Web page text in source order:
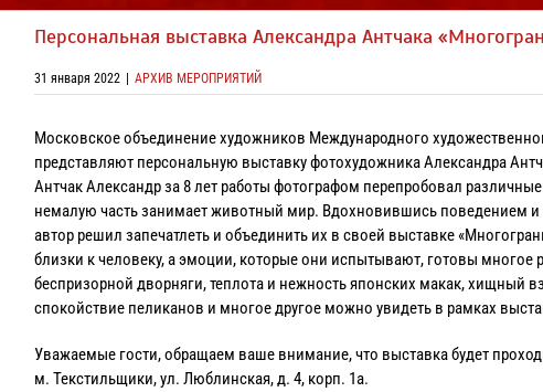
Персональная выставка Александра Антчака
31 января 2022 АРХИВ МЕРОПРИЯТИЙ
Московское объединение художников Международного
представляют персональную выставку фотохудожника Александра
Антчак Александр за 8 лет работы фотографом перепробовал
немалую часть занимает животный мир. Вдохновившись поведением и
автор решил запечатлеть и объединить их в своей выставке
близки к человеку, а эмоции, которые они испытывают, готовы многое
беспризорной дворняги, теплота и нежность японских макак, хищный
спокойствие пеликанов и многое другое можно увидеть в рамках
Уважаемые гости, обращаем ваше внимание, что выставка будет
м. Текстильщики, ул. Люблинская, д. 4, корп. 1а.